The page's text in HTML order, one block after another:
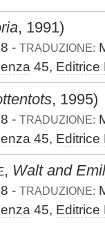
, 1991)
- TRADUZIONE:
45, Editrice
, 1995)
- TRADUZIONE:
45, Editrice
, Walt and
- TRADUZIONE:
45, Editrice